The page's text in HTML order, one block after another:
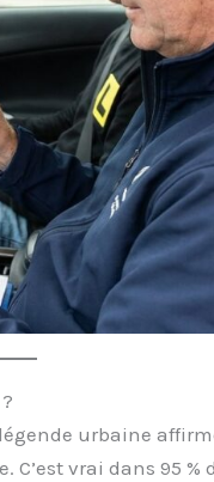
urbaine
vrai dans 95